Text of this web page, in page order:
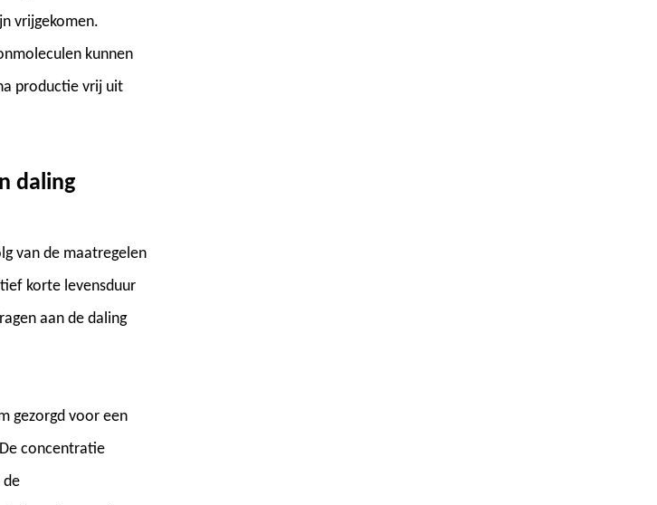
vrijgekomen.
kunnen
productie vrij uit
daling
van de maatregelen
korte levensduur
aan de daling
gezorgd voor een
concentratie
de